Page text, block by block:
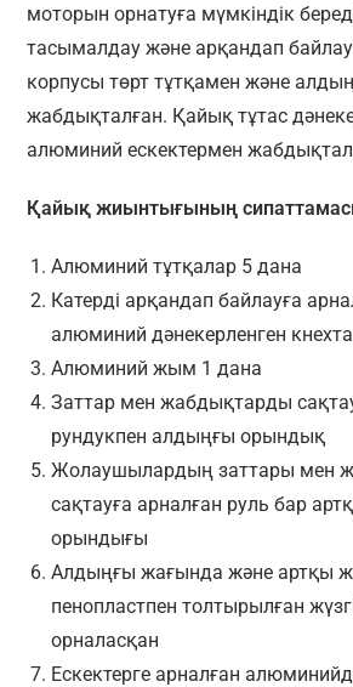
моторын орнатуға мүмкіндік
тасымалдау және арқандап
корпусы төрт тұтқамен және
жабдықталған. Қайық тұтас
алюминий ескектермен
Қайық жиынтығының
Алюминий тұтқалар 5 дана
Катерді арқандап байлауға
алюминий дәнекерленген
Алюминий жым 1 дана
Заттар мен жабдықтарды
рундукпен алдыңғы орындық
Жолаушылардың заттары мен
сақтауға арналған руль бар
орындығы
Алдыңғы жағында және артқы
пенопластпен толтырылған
орналасқан
Ескектерге арналған